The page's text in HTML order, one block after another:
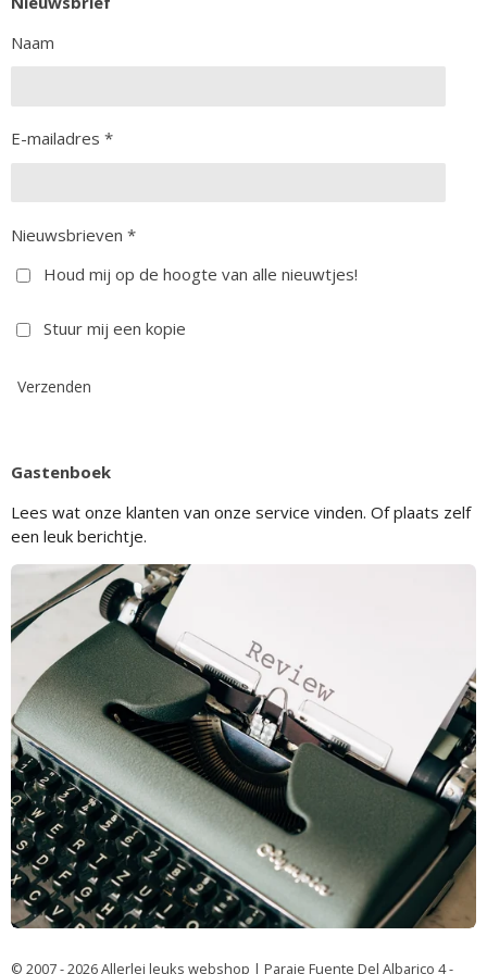
Naam
E-mailadres *
Nieuwsbrieven *
Houd mij op de hoogte van alle nieuwtjes!
Stuur mij een kopie
Verzenden
Gastenboek
Lees wat onze klanten van onze service vinden. Of plaats zelf
een leuk berichtje.
© 2007 - 2026 Allerlei leuks webshop | Paraje Fuente Del Albarico 4 -